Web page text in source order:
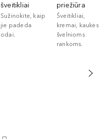
šveitikliai
Sužinokite, kaip
jie padeda
odai.
priežiūra
Šveitikliai,
kremai, kaukės
švelnioms
rankoms.